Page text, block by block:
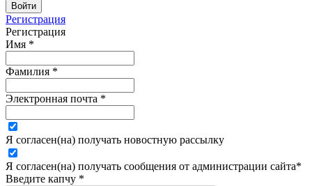
Регистрация
Регистрация
Имя *
Фамилия *
Электронная почта *
Я согласен(на) получать новостную рассылку
Я согласен(на) получать сообщения от администрации сайта*
Введите капчу *